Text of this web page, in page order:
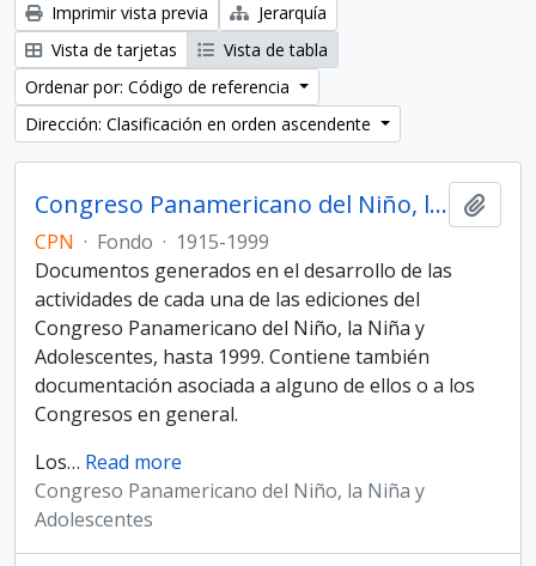
Imprimir vista previa
Jerarquía
Vista de tarjetas
Vista de tabla
Ordenar por: Código de referencia
Dirección: Clasificación en orden ascendente
Congreso Panamericano del Niño, la Niña y Adolescentes
CPN · Fondo · 1915-1999
Documentos generados en el desarrollo de las
actividades de cada una de las ediciones del
Congreso Panamericano del Niño, la Niña y
Adolescentes, hasta 1999. Contiene también
documentación asociada a alguno de ellos o a los
Congresos en general.
Los… Read more
Congreso Panamericano del Niño, la Niña y
Adolescentes